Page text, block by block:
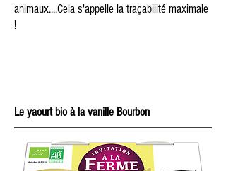
animaux....Cela s'appelle la traçabilité maximale
!
Le yaourt bio à la vanille Bourbon